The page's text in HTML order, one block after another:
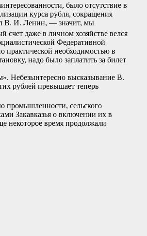
было отсутствие в
курса рубля, сокращения
В. И. Ленин, — значит, мы
счет даже в личном хозяйстве велся
Федеративной
практической необходимостью в
надо было заплатить за билет
Небезынтересно высказывание В.
рублей превышает теперь
промышленности, сельского
Закавказья о включении их в
некоторое время продолжали